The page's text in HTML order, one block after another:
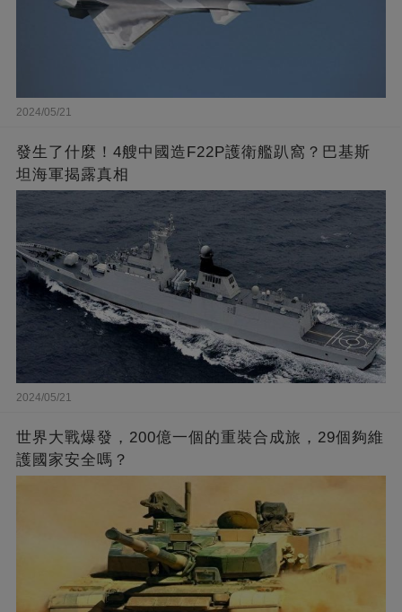
2024/05/21
發生了什麼！4艘中國造F22P護衛艦趴窩？巴基斯
坦海軍揭露真相
2024/05/21
世界大戰爆發，200億一個的重裝合成旅，29個夠維
護國家安全嗎？